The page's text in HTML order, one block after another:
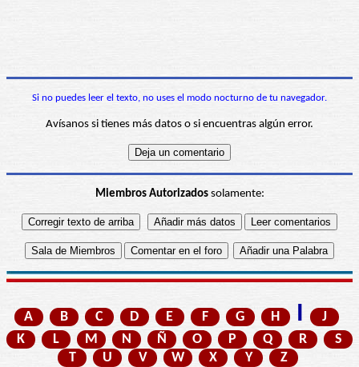
Si no puedes leer el texto, no uses el modo nocturno de tu navegador.
Avísanos si tienes más datos o si encuentras algún error.
Miembros Autorizadossolamente:
A B C D E F G H I
J
K
L M N Ñ O P Q R
S
T
U V W X Y Z